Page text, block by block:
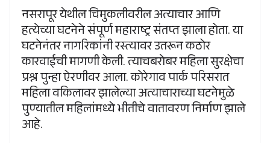
नसरापूर येथील चिमुकलीवरील अत्याचार आणि
हत्येच्या घटनेने संपूर्ण महाराष्ट्र संतप्त झाला होता. या
घटनेनंतर नागरिकांनी रस्त्यावर उतरून कठोर
कारवाईची मागणी केली. त्याचबरोबर महिला सुरक्षेचा
प्रश्न पुन्हा ऐरणीवर आला. कोरेगाव पार्क परिसरात
महिला वकिलावर झालेल्या अत्याचाराच्या घटनेमुळे
पुण्यातील महिलांमध्ये भीतीचे वातावरण निर्माण झाले
आहे.